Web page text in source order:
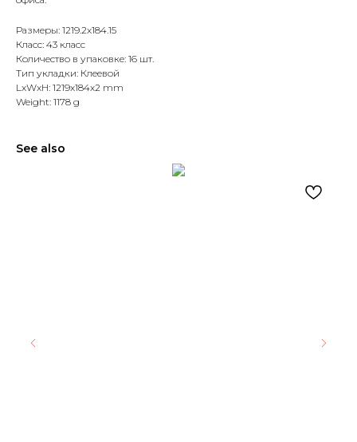
Размеры: 1219.2x184.15
Класс: 43 класс
Количество в упаковке: 16 шт.
Тип укладки: Клеевой
LxWxH: 1219x184x2 mm
Weight: 1178 g
See also